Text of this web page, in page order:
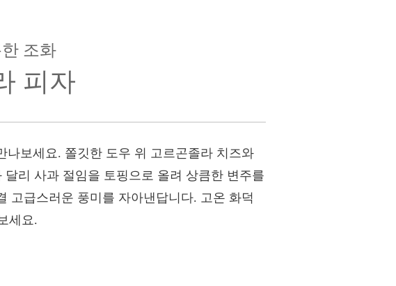
조화
피자
보세요. 쫄깃한 도우 위 고르곤졸라 치즈와
리 사과 절임을 토핑으로 올려 상큼한 변주를
고급스러운 풍미를 자아낸답니다. 고온 화덕
세요.